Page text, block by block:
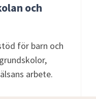
och
för barn och
arbete.